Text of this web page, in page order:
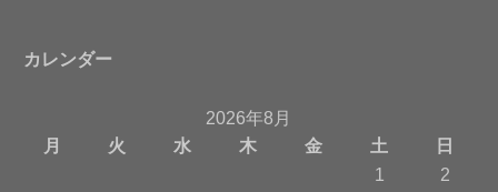
カレンダー
2026年8月
月
火 水 木 金 土
日
1
2